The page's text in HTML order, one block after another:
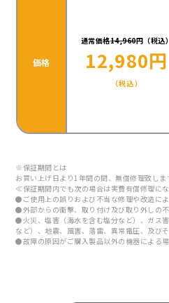
価格
通常価格14,960円（税込）
12,980円
（税込）
※保証期間とは
お買い上げ日より1年間の間、無償修理致しま
≪保証期間内でも次の場合は実費有償修理に
●ご使用上の誤りおよび不当な修理や改造に
●外部からの衝撃、取り付け及び取り外しの
●火災、塩害（海水を含む塩分など）、ガス
など）、地震、風害、落雷、異常電圧、及び
●故障の原因がご購入製品以外の機器による